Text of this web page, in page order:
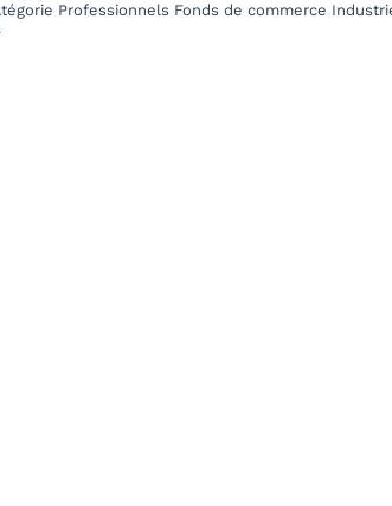
Professionnels Fonds de commerce